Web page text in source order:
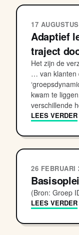
17
Adaptief
traject
Het zijn de
… van klanten
kwam te
verschillende
LEES VERDER
26 FEBRUARI
(Bron: Groep
LEES VERDER